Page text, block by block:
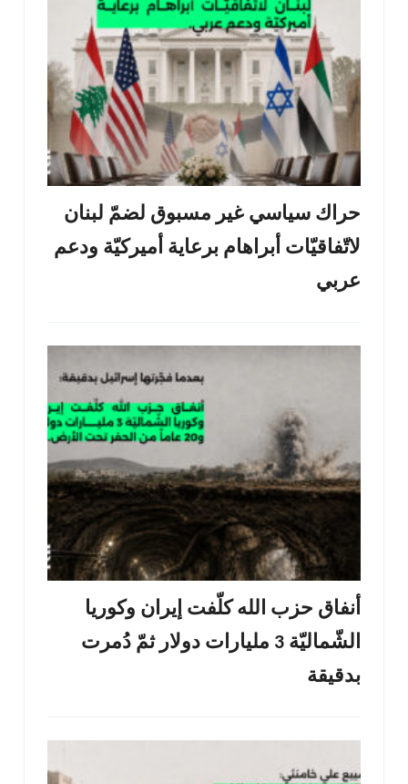
حراك سياسي غير مسبوق لضمّ لبنان
لاتّفاقيّات أبراهام برعاية أميركيّة ودعم
عربي
أنفاق حزب الله كلّفت إيران وكوريا
الشّماليّة 3 مليارات دولار ثمّ دُمرت
بدقيقة